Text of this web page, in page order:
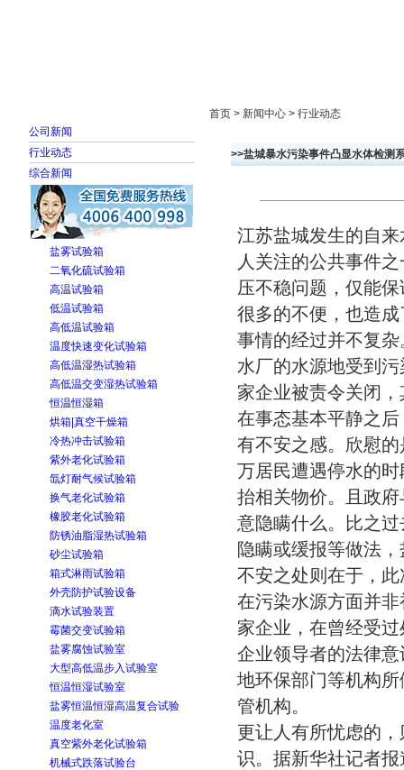
公司新闻
行业动态
综合新闻
盐雾试验箱
二氧化硫试验箱
高温试验箱
低温试验箱
高低温试验箱
温度快速变化试验箱
高低温湿热试验箱
高低温交变湿热试验箱
恒温恒湿箱
烘箱|真空干燥箱
冷热冲击试验箱
紫外老化试验箱
氙灯耐气候试验箱
换气老化试验箱
橡胶老化试验箱
防锈油脂湿热试验箱
砂尘试验箱
箱式淋雨试验箱
外壳防护试验设备
滴水试验装置
霉菌交变试验箱
盐雾腐蚀试验室
大型高低温步入试验室
恒温恒湿试验室
盐雾恒温恒湿高温复合试验
温度老化室
真空紫外老化试验箱
机械式跌落试验台
首页 > 新闻中心 > 行业动态
>>盐城暴水污染事件凸显水体检测
江苏盐城发生的自
人关注的公共事件
压不稳问题，仅能
很多的不便，也造
事情的经过并不复
水厂的水源地受到
家企业被责令关闭
在事态基本平静之
有不安之感。欣慰
万居民遭遇停水的
抬相关物价。且政
意隐瞒什么。比之
隐瞒或缓报等做法
不安之处则在于，
在污染水源方面并
家企业，在曾经受
企业领导者的法律
地环保部门等机构
管机构。
更让人有所忧虑的
识。据新华社记者